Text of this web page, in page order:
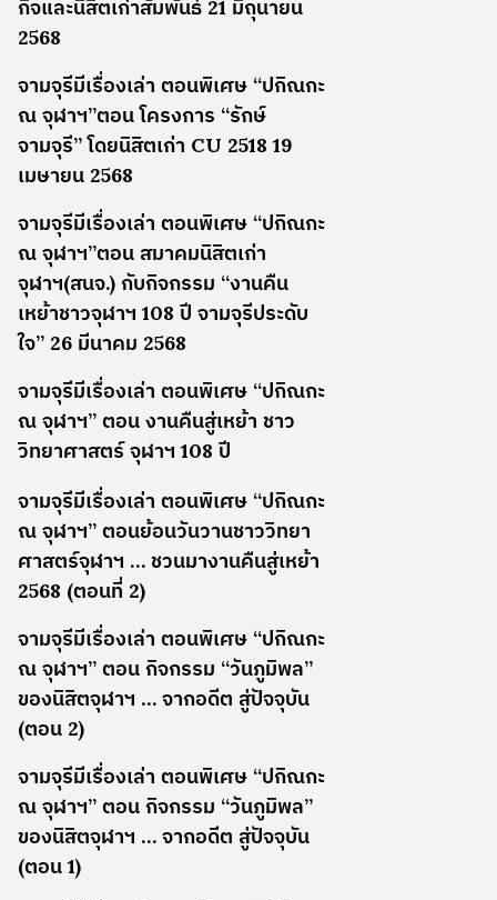
กิจและนิสิตเก่าสัมพันธ์ 21 มิถุนายน
2568
จามจุรีมีเรื่องเล่า ตอนพิเศษ “ปกิณกะ
ณ จุฬาฯ”ตอน โครงการ “รักษ์
จามจุรี” โดยนิสิตเก่า CU 2518 19
เมษายน 2568
จามจุรีมีเรื่องเล่า ตอนพิเศษ “ปกิณกะ
ณ จุฬาฯ”ตอน สมาคมนิสิตเก่า
จุฬาฯ(สนจ.) กับกิจกรรม “งานคืน
เหย้าชาวจุฬาฯ 108 ปี จามจุรีประดับ
ใจ” 26 มีนาคม 2568
จามจุรีมีเรื่องเล่า ตอนพิเศษ “ปกิณกะ
ณ จุฬาฯ” ตอน งานคืนสู่เหย้า ชาว
วิทยาศาสตร์ จุฬาฯ 108 ปี
จามจุรีมีเรื่องเล่า ตอนพิเศษ “ปกิณกะ
ณ จุฬาฯ” ตอนย้อนวันวานชาววิทยา
ศาสตร์จุฬาฯ … ชวนมางานคืนสู่เหย้า
2568 (ตอนที่ 2)
จามจุรีมีเรื่องเล่า ตอนพิเศษ “ปกิณกะ
ณ จุฬาฯ” ตอน กิจกรรม “วันภูมิพล”
ของนิสิตจุฬาฯ … จากอดีต สู่ปัจจุบัน
(ตอน 2)
จามจุรีมีเรื่องเล่า ตอนพิเศษ “ปกิณกะ
ณ จุฬาฯ” ตอน กิจกรรม “วันภูมิพล”
ของนิสิตจุฬาฯ … จากอดีต สู่ปัจจุบัน
(ตอน 1)